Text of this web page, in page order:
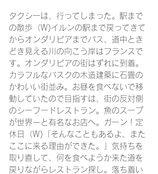
タクシーは、行ってしまった。駅まで
の散歩（W)イルンの駅まで戻ってきて
からオンダリビアまでバス、道中とき
どき見える川の向こう岸はフランスで
す。オンダリビアの街はずれに到着。
カラフルなバスクの木造建築に石畳の
かわいい街並み。お昼を食べないで移
動していたので目指すは、街の反対側
のシーフードレストラン。魚のスープ
が世界一と有名なお店へ。ガーン！定
休日（W)「そんなこともあるよ、また
ここに来る理由ができた。」気持ちを
取り直して、何を食べようか来た道を
戻りながらレストラン探し。落ち着い